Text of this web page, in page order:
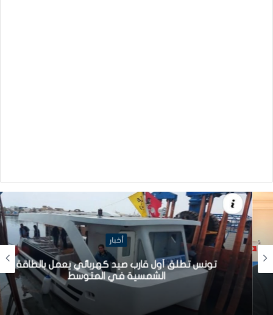
أخبار
تونس تطلق أول قارب صيد كهربائي يعمل بالطاقة
الشمسية في المتوسط